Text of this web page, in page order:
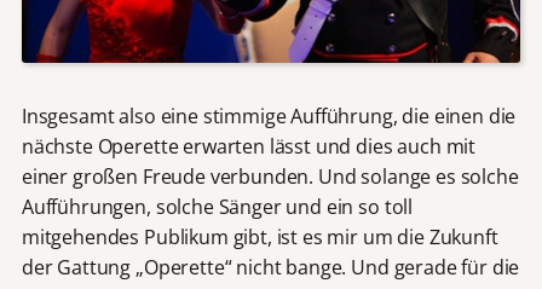
Insgesamt also eine stimmige Aufführung, die einen die
nächste Operette erwarten lässt und dies auch mit
einer großen Freude verbunden. Und solange es solche
Aufführungen, solche Sänger und ein so toll
mitgehendes Publikum gibt, ist es mir um die Zukunft
der Gattung „Operette“ nicht bange. Und gerade für die